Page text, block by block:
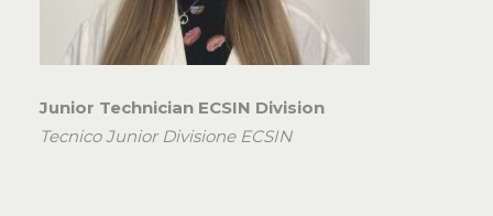
Junior Technician ECSIN Division
Tecnico Junior Divisione ECSIN